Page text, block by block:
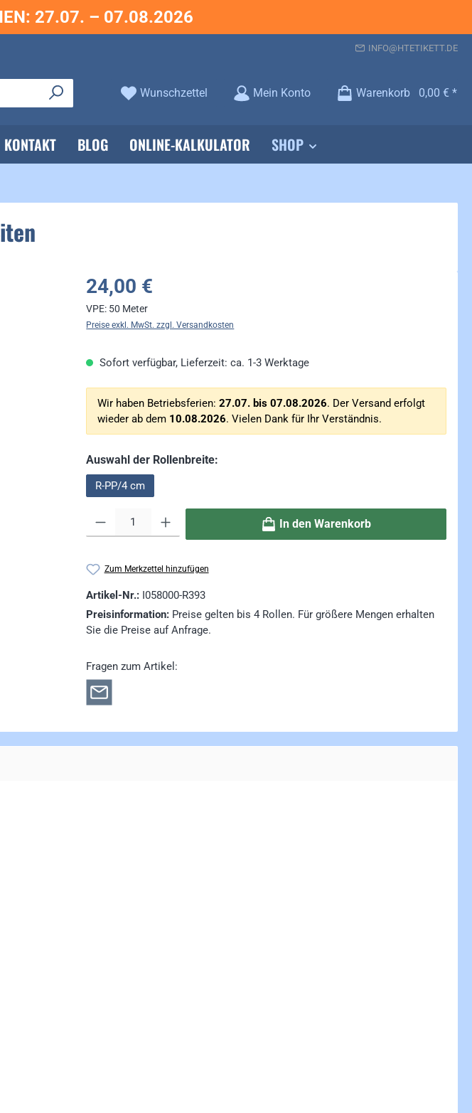
27.07. – 07.08.2026
INFO@HTETIKETT.DE
Wunschzettel Du hast 0 Produkte auf dem Merkzettel
Mein Konto Warenkorb 0,00 €
KONTAKT BLOG ONLINE-KALKULATOR SHOP
24,00 €
VPE: 50 Meter
Preise exkl. MwSt. zzgl. Versandkosten
Sofort verfügbar, Lieferzeit: ca. 1-3 Werktage
Wir haben Betriebsferien:27.07. bis 07.08.2026. Der Versand erfolgt
wieder ab dem 10.08.2026. Vielen Dank für Ihr Verständnis.
Auswahl der Rollenbreite:
R-PP/4 cm
In den Warenkorb
Zum Merkzettel hinzufügen
Artikel-Nr.: I058000-R393
Preisinformation: Preise gelten bis 4 Rollen. Für größere Mengen erhalten
Sie die Preise auf Anfrage.
Fragen zum Artikel: